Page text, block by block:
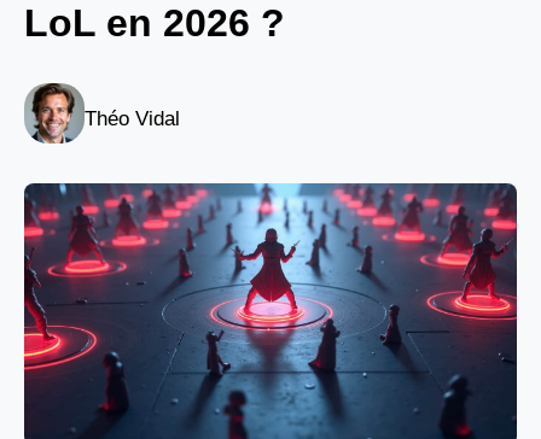
LoL en 2026 ?
Théo Vidal